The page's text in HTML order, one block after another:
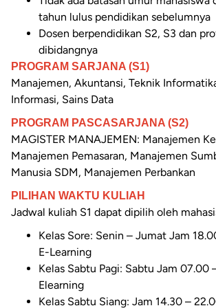
tahun lulus pendidikan sebelumnya
Dosen berpendidikan S2, S3 dan
dibidangnya
PROGRAM SARJANA (S1)
Manajemen, Akuntansi, Teknik
Informasi, Sains Data
PROGRAM PASCASARJANA (S2)
MAGISTER MANAJEMEN: Manajemen
Manajemen Pemasaran, Manajemen
Manusia SDM, Manajemen Perbankan
PILIHAN WAKTU KULIAH
Jadwal kuliah S1 dapat dipilih oleh
Kelas Sore: Senin – Jumat Jam
E-Learning
Kelas Sabtu Pagi: Sabtu Jam 07.00
Elearning
Kelas Sabtu Siang: Jam 14.30 –